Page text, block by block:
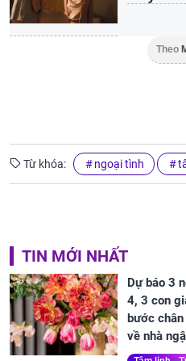
Theo
Từ khóa: ngoại tình
TIN MỚI NHẤT
Dự báo 3
4, 3 con
bước
về nhà